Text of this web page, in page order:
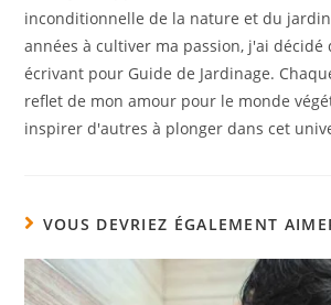
inconditionnelle de la nature et du
années à cultiver ma passion, j'ai décidé
écrivant pour Guide de Jardinage.
reflet de mon amour pour le monde
inspirer d'autres à plonger dans cet
VOUS DEVRIEZ ÉGALEMENT